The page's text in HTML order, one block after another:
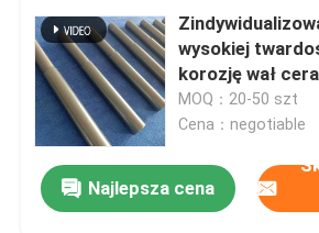
Kontrola jakości
Skontaktuj się z nami
wysokiej
korozję wał
MOQ：20-50 szt
Cena：negotiable
Najlepsza cena